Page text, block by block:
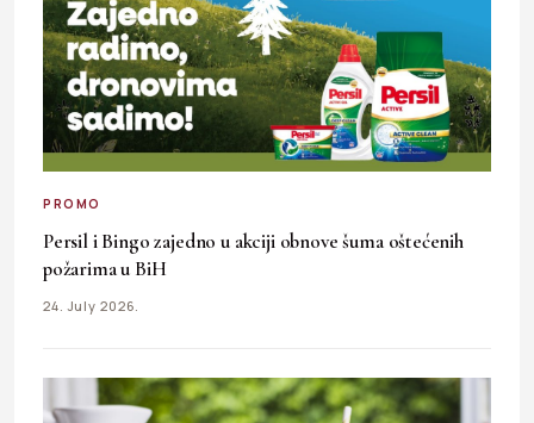
PROMO
Persil i Bingo zajedno u akciji obnove šuma oštećenih
požarima u BiH
24. July 2026.